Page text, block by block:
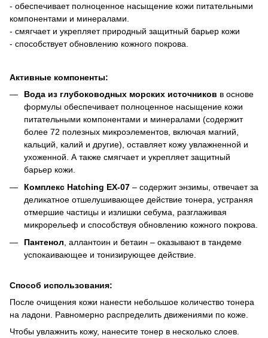
- обеспечивает полноценное насыщение кожи питательными
компонентами и минералами.
- смягчает и укрепляет природный защитный барьер кожи
- способствует обновлению кожного покрова.
Активные компоненты:
Вода из глубоководных морских источников в основе
формулы обеспечивает полноценное насыщение кожи
питательными компонентами и минералами (содержит
более 72 полезных микроэлементов, включая магний,
кальций, калий и другие), оставляет кожу увлажненной и
ухоженной. А также смягчает и укрепляет защитный
барьер кожи.
Комплекс Hatching EX-07 – содержит энзимы, отвечает за
деликатное отшелушивающее действие тонера, устраняя
отмершие частицы и излишки себума, разглаживая
микрорельеф и способствуя обновлению кожного покрова.
Пантенол, аллантоин и бетаин – оказывают в тандеме
успокаивающее и тонизирующее действие.
Способ использования:
После очищения кожи нанести небольшое количество тонера
на ладони. Равномерно распределить движениями по коже.
Чтобы увлажнить кожу, нанесите тонер в несколько слоев.